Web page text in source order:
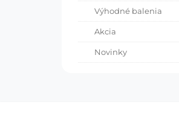
Výhodné balenia
Akcia
Novinky